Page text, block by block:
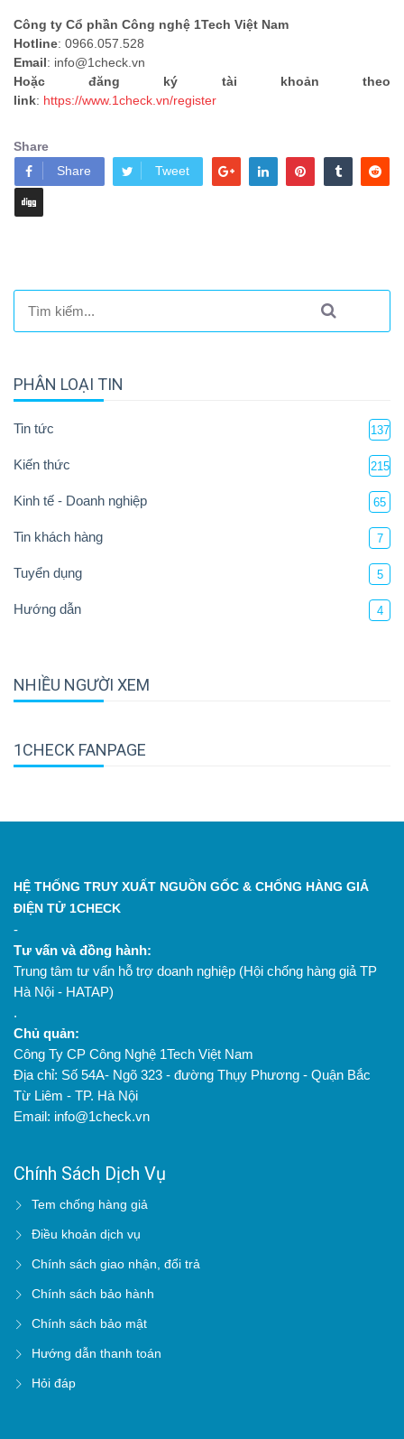
Công ty Cổ phần Công nghệ 1Tech Việt Nam
Hotline: 0966.057.528
Email: info@1check.vn
Hoặc đăng ký tài khoản theo
link: https://www.1check.vn/register
Share
Share
Tweet
PHÂN LOẠI TIN
Tin tức 137
Kiến thức 215
Kinh tế - Doanh nghiệp 65
Tin khách hàng 7
Tuyển dụng 5
Hướng dẫn 4
NHIỀU NGƯỜI XEM
1CHECK FANPAGE
HỆ THỐNG TRUY XUẤT NGUỒN GỐC & CHỐNG HÀNG GIẢ
ĐIỆN TỬ 1CHECK
-
Tư vấn và đồng hành:
Trung tâm tư vấn hỗ trợ doanh nghiệp (Hội chống hàng giả TP
Hà Nội - HATAP)
.
Chủ quản:
Công Ty CP Công Nghệ 1Tech Việt Nam
Địa chỉ: Số 54A- Ngõ 323 - đường Thụy Phương - Quận Bắc
Từ Liêm - TP. Hà Nội
Email: info@1check.vn
Chính Sách Dịch Vụ
Tem chống hàng giả
Điều khoản dịch vụ
Chính sách giao nhận, đổi trả
Chính sách bảo hành
Chính sách bảo mật
Hướng dẫn thanh toán
Hỏi đáp